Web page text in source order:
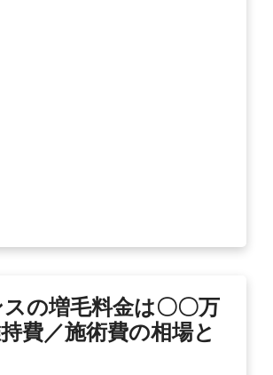
の増毛料金は〇〇万
費／施術費の相場と